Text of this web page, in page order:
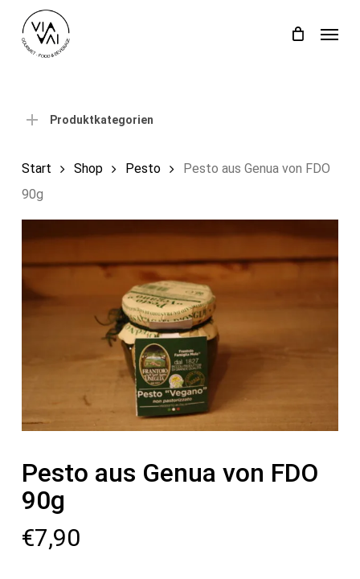
Einkaufswagen Close
Produktkategorien
Start Shop Pesto
Pesto aus Genua von FDO
90g
Pesto aus Genua von FDO
90g
€7,90